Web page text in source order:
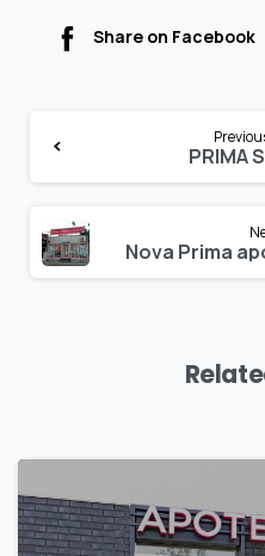
Share on Facebook
Reading
PRIMA